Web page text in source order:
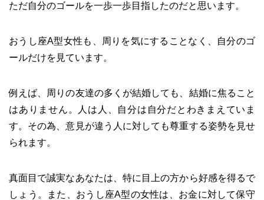
ただ自分のゴールを一歩一歩目指したのだと思います。
おうし座A型女性も、周りを気にすることなく、自分のゴ
ールだけを見ています。
例えば、周りの友達の多くが結婚しても、結婚に焦ること
はありません。人は人、自分は自分だとわきまえていま
す。その為、意見が違う人に対しても尊重する姿勢を見せ
られます。
真面目で誠実なあなたは、特に目上の方から好感を得るで
しょう。また、おうし座A型の女性は、お金に対して保守